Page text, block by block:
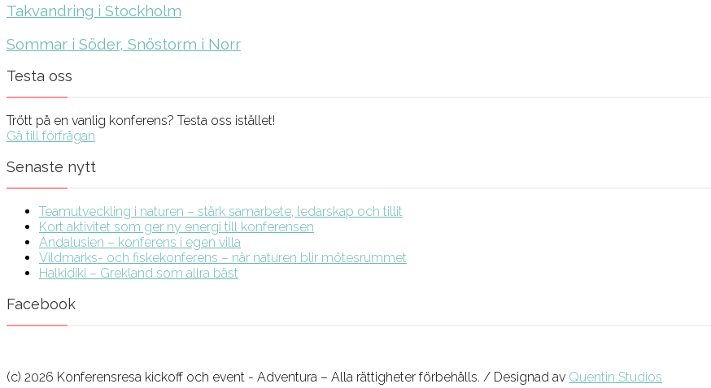
Takvandring i Stockholm
Sommar i Söder, Snöstorm i Norr
Testa oss
Trött på en vanlig konferens? Testa oss istället!
Gå till förfrågan
Senaste nytt
Teamutveckling i naturen – stärk samarbete, ledarskap och tillit
Kort aktivitet som ger ny energi till konferensen
Andalusien – konferens i egen villa
Vildmarks- och fiskekonferens – när naturen blir mötesrummet
Halkidiki – Grekland som allra bäst
Facebook
(c) 2026 Konferensresa kickoff och event - Adventura – Alla rättigheter förbehålls. / Designad av Quentin Studios